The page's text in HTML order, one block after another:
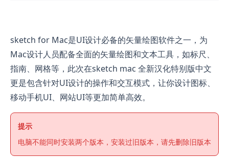
sketch for Mac是UI设计必备的矢量绘图软件之一，为
Mac设计人员配备全面的矢量绘图和文本工具，如标尺、
指南、网格等，此次在sketch mac 全新汉化特别版中文
更是包含针对UI设计的操作和交互模式，让你设计图标、
移动手机UI、网站UI等更加简单高效。
提示
电脑不能同时安装两个版本，安装过旧版本，请先删除旧版本